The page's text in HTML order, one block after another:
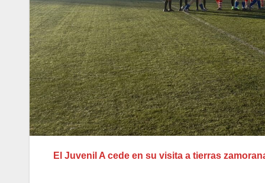
El Juvenil A cede en su visita a tierras